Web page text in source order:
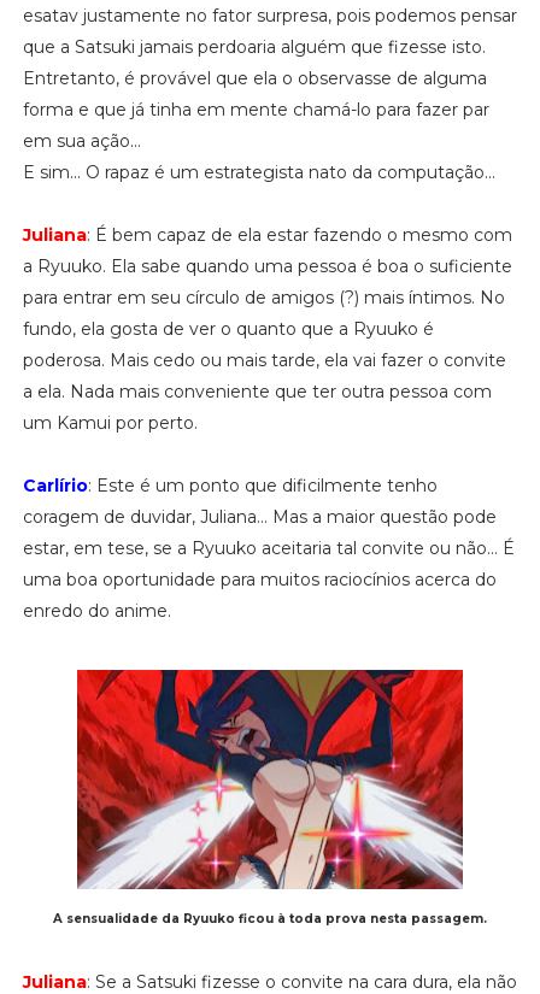
esatav justamente no fator surpresa, pois podemos pensar
que a Satsuki jamais perdoaria alguém que fizesse isto.
Entretanto, é provável que ela o observasse de alguma
forma e que já tinha em mente chamá-lo para fazer par
em sua ação...
E sim... O rapaz é um estrategista nato da computação...
Juliana: É bem capaz de ela estar fazendo o mesmo com
a Ryuuko. Ela sabe quando uma pessoa é boa o suficiente
para entrar em seu círculo de amigos (?) mais íntimos. No
fundo, ela gosta de ver o quanto que a Ryuuko é
poderosa. Mais cedo ou mais tarde, ela vai fazer o convite
a ela. Nada mais conveniente que ter outra pessoa com
um Kamui por perto.
Carlírio: Este é um ponto que dificilmente tenho
coragem de duvidar, Juliana... Mas a maior questão pode
estar, em tese, se a Ryuuko aceitaria tal convite ou não... É
uma boa oportunidade para muitos raciocínios acerca do
enredo do anime.
A sensualidade da Ryuuko ficou à toda prova nesta passagem.
Juliana: Se a Satsuki fizesse o convite na cara dura, ela não